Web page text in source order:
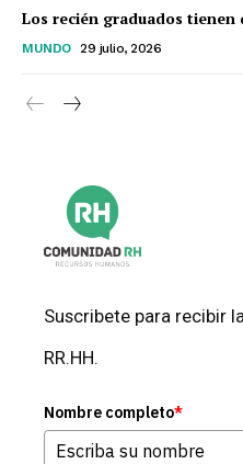
Los recién graduados
MUNDO 29 julio, 2026
Suscribete para recibir
RR.HH.
Nombre completo*